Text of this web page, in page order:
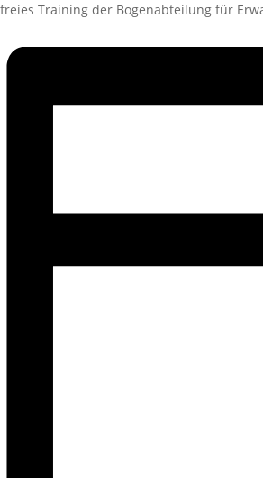
freies Training der Bogenabteilung für